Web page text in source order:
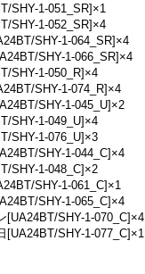
SHY-1-051_SR]×1
SHY-1-052_SR]×4
SHY-1-064_SR]×4
SHY-1-066_SR]×4
SHY-1-050_R]×4
SHY-1-074_R]×4
SHY-1-045_U]×2
SHY-1-049_U]×4
SHY-1-076_U]×3
SHY-1-044_C]×4
SHY-1-048_C]×2
SHY-1-061_C]×1
SHY-1-065_C]×4
[UA24BT/SHY-1-070_C]×4
[UA24BT/SHY-1-077_C]×1